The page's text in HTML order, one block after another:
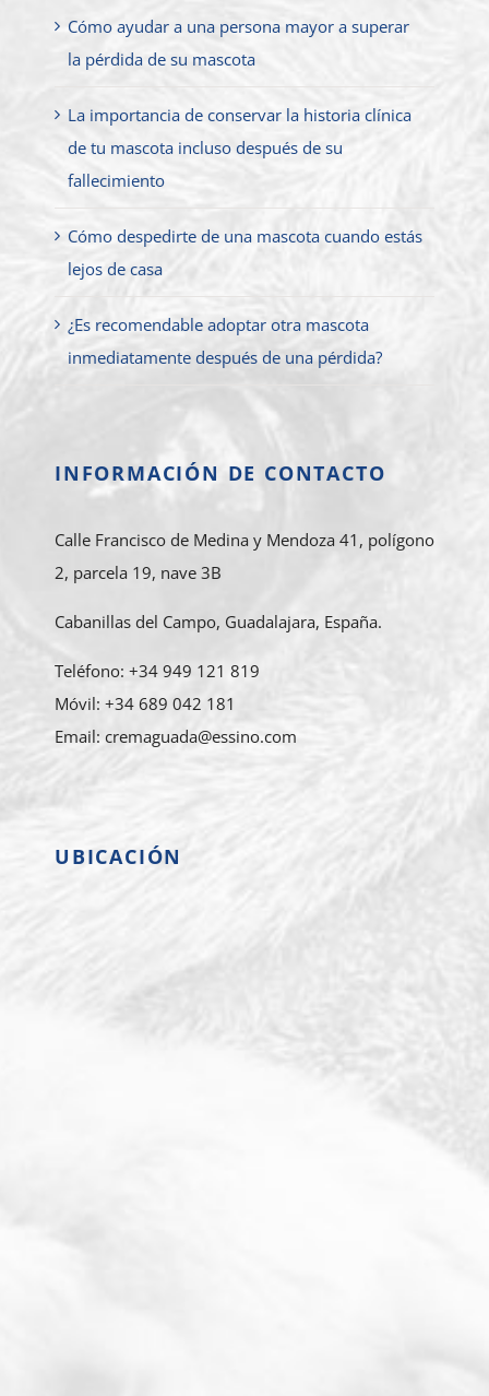
Cómo ayudar a una persona mayor a superar
la pérdida de su mascota
La importancia de conservar la historia clínica
de tu mascota incluso después de su
fallecimiento
Cómo despedirte de una mascota cuando estás
lejos de casa
¿Es recomendable adoptar otra mascota
inmediatamente después de una pérdida?
INFORMACIÓN DE CONTACTO
Calle Francisco de Medina y Mendoza 41, polígono
2, parcela 19, nave 3B
Cabanillas del Campo, Guadalajara, España.
Teléfono: +34 949 121 819
Móvil: +34 689 042 181
Email: cremaguada@essino.com
UBICACIÓN